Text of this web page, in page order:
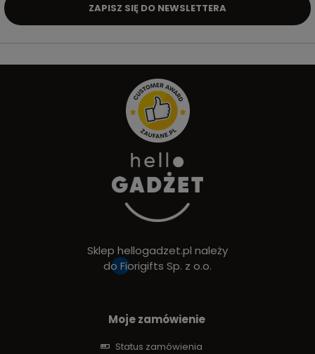
ZAPISZ SIĘ DO NEWSLETTERA
Sklep hellogadzet.pl należy
do Fiorigifts Sp. z o.o.
Moje zamówienie
Status zamówienia